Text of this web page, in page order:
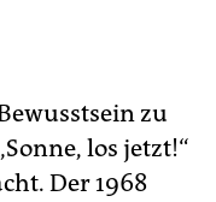
zu
los jetzt!“
Der 1968